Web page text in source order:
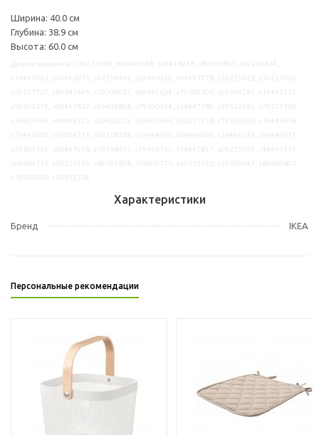
Ширина: 40.0 см
Глубина: 38.9 см
Высота: 60.0 см
Характеристики
Бренд IKEA
Персональные рекомендации